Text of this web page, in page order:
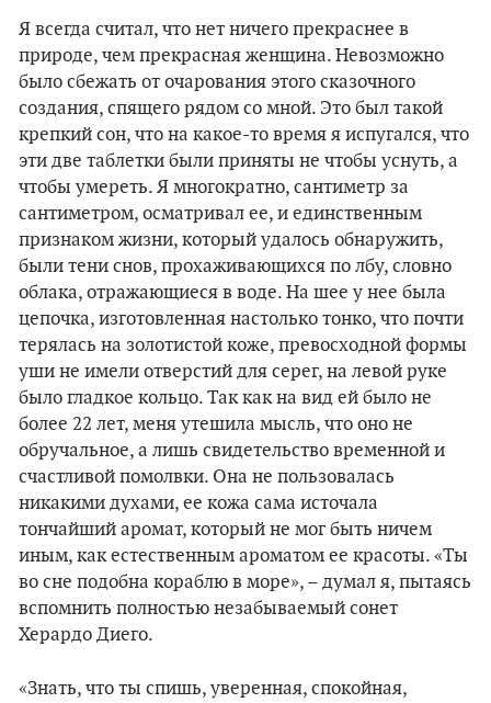
Я всегда считал, что нет ничего прекраснее в
природе, чем прекрасная женщина. Невозможно
было сбежать от очарования этого сказочного
создания, спящего рядом со мной. Это был такой
крепкий сон, что на какое-то время я испугался, что
эти две таблетки были приняты не чтобы уснуть, а
чтобы умереть. Я многократно, сантиметр за
сантиметром, осматривал ее, и единственным
признаком жизни, который удалось обнаружить,
были тени снов, прохаживающихся по лбу, словно
облака, отражающиеся в воде. На шее у нее была
цепочка, изготовленная настолько тонко, что почти
терялась на золотистой коже, превосходной формы
уши не имели отверстий для серег, на левой руке
было гладкое кольцо. Так как на вид ей было не
более 22 лет, меня утешила мысль, что оно не
обручальное, а лишь свидетельство временной и
счастливой помолвки. Она не пользовалась
никакими духами, ее кожа сама источала
тончайший аромат, который не мог быть ничем
иным, как естественным ароматом ее красоты. «Ты
во сне подобна кораблю в море», – думал я, пытаясь
вспомнить полностью незабываемый сонет
Херардо Диего.
«Знать, что ты спишь, уверенная, спокойная,